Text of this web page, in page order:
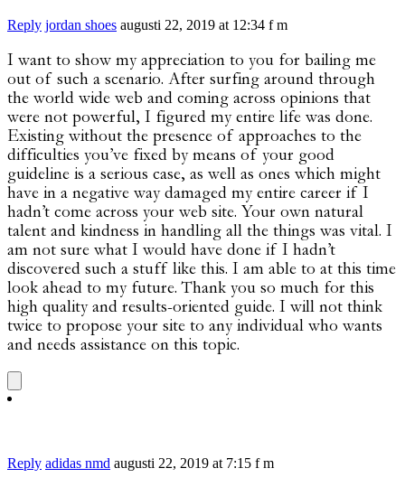
Reply jordan shoes augusti 22, 2019 at 12:34 f m
I want to show my appreciation to you for bailing me
out of such a scenario. After surfing around through
the world wide web and coming across opinions that
were not powerful, I figured my entire life was done.
Existing without the presence of approaches to the
difficulties you’ve fixed by means of your good
guideline is a serious case, as well as ones which might
have in a negative way damaged my entire career if I
hadn’t come across your web site. Your own natural
talent and kindness in handling all the things was vital. I
am not sure what I would have done if I hadn’t
discovered such a stuff like this. I am able to at this time
look ahead to my future. Thank you so much for this
high quality and results-oriented guide. I will not think
twice to propose your site to any individual who wants
and needs assistance on this topic.
Reply adidas nmd augusti 22, 2019 at 7:15 f m